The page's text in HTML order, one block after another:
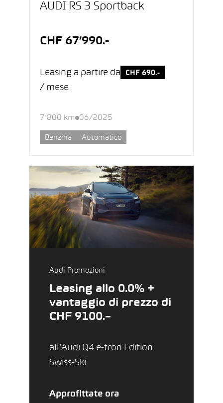
AUDI RS 3 Sportback
CHF 67’990.-
Leasing a partire da CHF 690.-
/ mese
7’800 km 06/2025
Benzina Automatico
Audi Promozioni
Leasing allo 0.0% +
vantaggio di prezzo di
CHF 9100.–
all’Audi Q4 e-tron Edition
Swiss-Ski
Approfittate ora